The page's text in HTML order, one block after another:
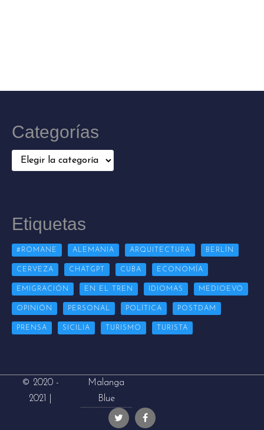
Categorías
Categorías
Etiquetas
#ROMANE ALEMANIA ARQUITECTURA BERLÍN
CERVEZA CHATGPT CUBA ECONOMÍA
EMIGRACIÓN EN EL TREN IDIOMAS MEDIOEVO
OPINIÓN PERSONAL POLÍTICA POSTDAM
PRENSA SICILIA TURISMO TURISTA
© 2020 -
2021 |
Malanga
Blue